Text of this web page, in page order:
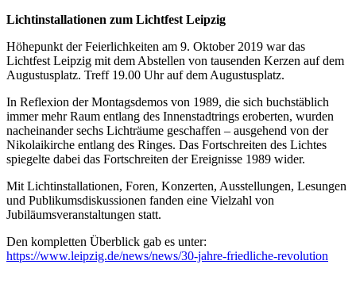
Lichtinstallationen zum Lichtfest Leipzig
Höhepunkt der Feierlichkeiten am 9. Oktober 2019 war das
Lichtfest Leipzig mit dem Abstellen von tausenden Kerzen auf dem
Augustusplatz. Treff 19.00 Uhr auf dem Augustusplatz.
In Reflexion der Montagsdemos von 1989, die sich buchstäblich
immer mehr Raum entlang des Innenstadtrings eroberten, wurden
nacheinander sechs Lichträume geschaffen – ausgehend von der
Nikolaikirche entlang des Ringes. Das Fortschreiten des Lichtes
spiegelte dabei das Fortschreiten der Ereignisse 1989 wider.
Mit Lichtinstallationen, Foren, Konzerten, Ausstellungen, Lesungen
und Publikumsdiskussionen fanden eine Vielzahl von
Jubiläumsveranstaltungen statt.
Den kompletten Überblick gab es unter:
https://www.leipzig.de/news/news/30-jahre-friedliche-revolution